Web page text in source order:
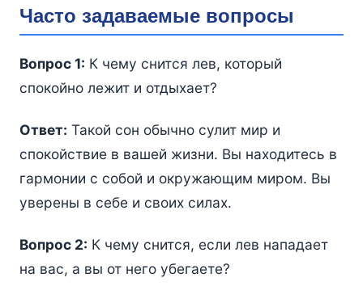
Часто задаваемые вопросы
Вопрос 1: К чему снится лев, который
спокойно лежит и отдыхает?
Ответ: Такой сон обычно сулит мир и
спокойствие в вашей жизни. Вы находитесь в
гармонии с собой и окружающим миром. Вы
уверены в себе и своих силах.
Вопрос 2: К чему снится, если лев нападает
на вас, а вы от него убегаете?